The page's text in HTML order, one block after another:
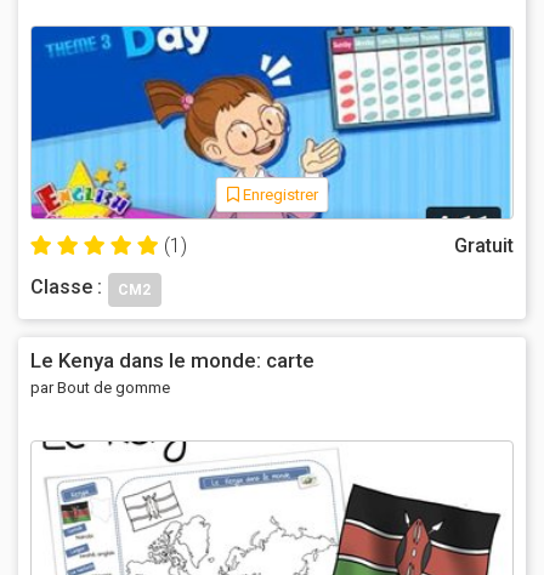
Enregistrer
(1)
Gratuit
Classe :
CM2
Le Kenya dans le monde: carte
par Bout de gomme